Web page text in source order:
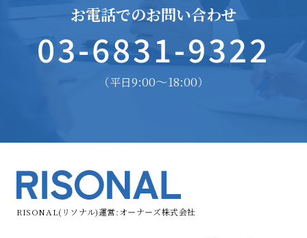
お電話でのお問い合わせ
03-6831-9322
（平日9:00〜18:00）
RISONAL(リソナル)運営:オーナーズ株式会社